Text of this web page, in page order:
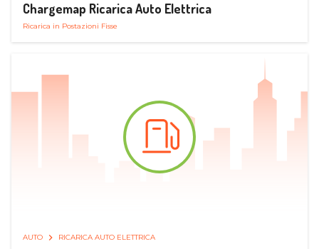
Chargemap Ricarica Auto Elettrica
Ricarica in Postazioni Fisse
AUTO RICARICA AUTO ELETTRICA